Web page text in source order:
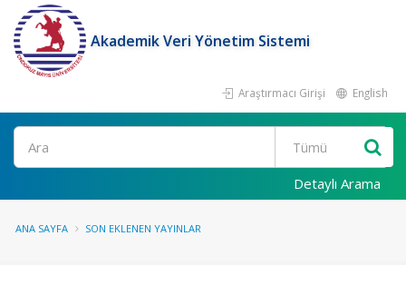
Akademik Veri Yönetim Sistemi
Araştırmacı Girişi English
Ara
Detaylı Arama
ANA SAYFA SON EKLENEN YAYINLAR